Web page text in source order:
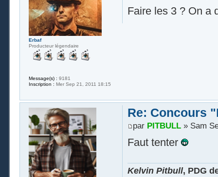
Faire les 3 ? On a
Erbaf
Producteur légendaire
Message(s) : 9181
Inscription : Mer Sep 21, 2011 18:15
Re: Concours
par PITBULL» Sam
Faut tenter
Kelvin Pitbull, PDG